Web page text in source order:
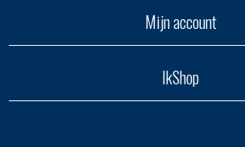
Mijn account
IkShop